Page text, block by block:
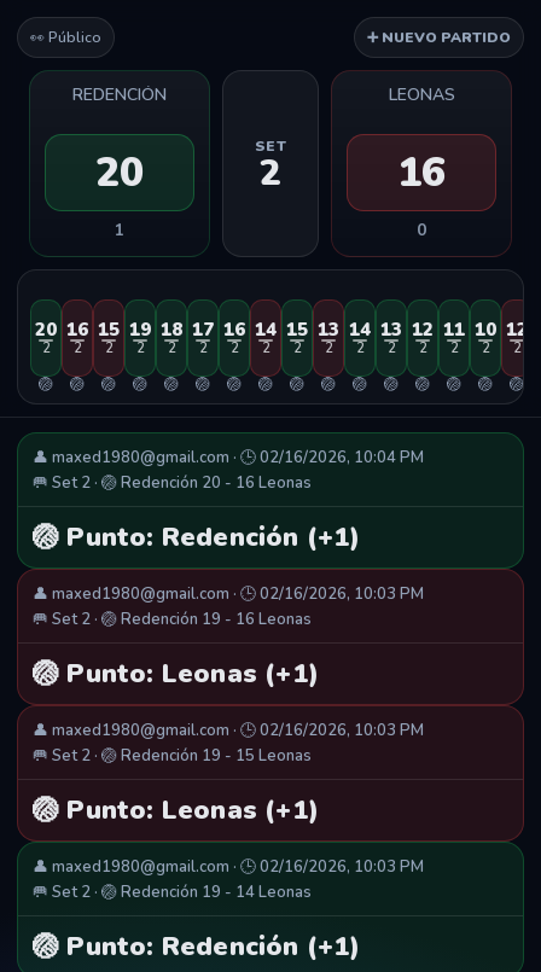
👀 Público ➕ NUEVO PARTIDO
REDENCIÓN
20
1
SET
2
LEONAS
16
0
20
2
🏐
16
2
🏐
15
2
🏐
19
2
🏐
18
2
🏐
17
2
🏐
16
2
🏐
14
2
🏐
15
2
🏐
13
2
🏐
14
2
🏐
13
2
🏐
12
2
🏐
11
2
🏐
10
2
🏐
12
2
🏐
👤 maxed1980@gmail.com · 🕒 02/16/2026, 10:04 PM
🥅 Set 2 · 🏐 Redención 20 - 16 Leonas
🏐 Punto: Redención (+1)
👤 maxed1980@gmail.com · 🕒 02/16/2026, 10:03 PM
🥅 Set 2 · 🏐 Redención 19 - 16 Leonas
🏐 Punto: Leonas (+1)
👤 maxed1980@gmail.com · 🕒 02/16/2026, 10:03 PM
🥅 Set 2 · 🏐 Redención 19 - 15 Leonas
🏐 Punto: Leonas (+1)
👤 maxed1980@gmail.com · 🕒 02/16/2026, 10:03 PM
🥅 Set 2 · 🏐 Redención 19 - 14 Leonas
🏐 Punto: Redención (+1)